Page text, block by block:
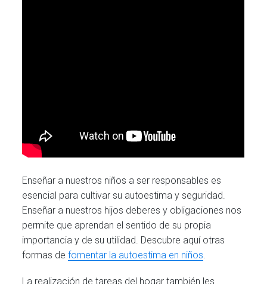
Enseñar a nuestros niños a ser responsables es
esencial para cultivar su autoestima y seguridad.
Enseñar a nuestros hijos deberes y obligaciones nos
permite que aprendan el sentido de su propia
importancia y de su utilidad. Descubre aquí otras
formas defomentar la autoestima en niños.
La realización de tareas del hogar también les